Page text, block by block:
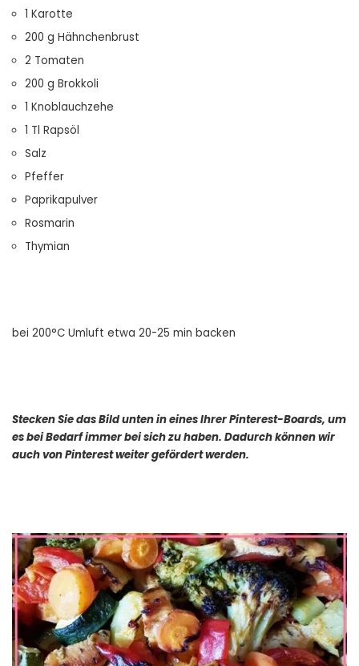
1 Karotte
200 g Hähnchenbrust
2 Tomaten
200 g Brokkoli
1 Knoblauchzehe
1 Tl Rapsöl
Salz
Pfeffer
Paprikapulver
Rosmarin
Thymian
bei 200°C Umluft etwa 20-25 min backen
Stecken Sie das Bild unten in eines Ihrer Pinterest-Boards, um
es bei Bedarf immer bei sich zu haben. Dadurch können wir
auch von Pinterest weiter gefördert werden.